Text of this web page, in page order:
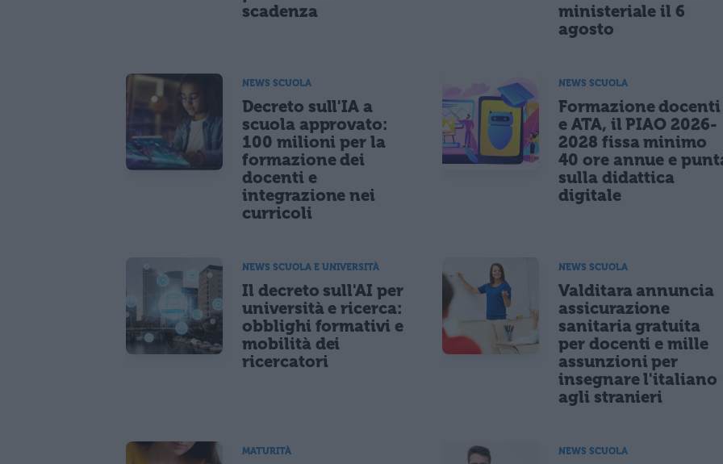
scadenza
ministeriale il 6
agosto
NEWS SCUOLA
Decreto sull'IA a
scuola approvato:
100 milioni per la
formazione dei
docenti e
integrazione nei
curricoli
NEWS SCUOLA
Formazione docenti
e ATA, il PIAO 2026-
2028 fissa minimo
40 ore annue e
sulla didattica
digitale
NEWS SCUOLA E UNIVERSITÀ
Il decreto sull'AI per
università e ricerca:
obblighi formativi e
mobilità dei
ricercatori
NEWS SCUOLA
Valditara annuncia
assicurazione
sanitaria gratuita
per docenti e mille
assunzioni per
insegnare l'italiano
agli stranieri
MATURITÀ NEWS SCUOLA